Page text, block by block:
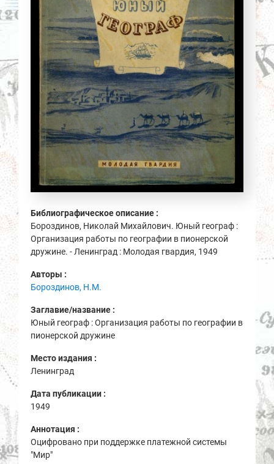
Библиографическое описание :
Бороздинов, Николай Михайлович. Юный географ :
Организация работы по географии в пионерской
дружине. - Ленинград : Молодая гвардия, 1949
Авторы :
Бороздинов, Н.М.
Заглавие/название :
Юный географ : Организация работы по географии в
пионерской дружине
Место издания :
Ленинград
Дата публикации :
1949
Аннотация :
Оцифровано при поддержке платежной системы
"Мир"